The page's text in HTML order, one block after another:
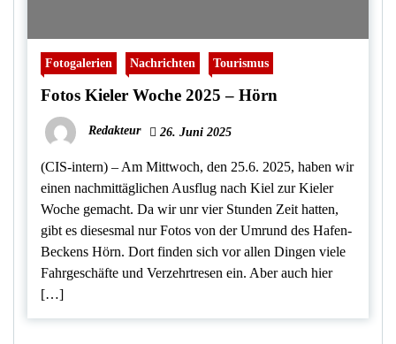
Fotogalerien Nachrichten Tourismus
Fotos Kieler Woche 2025 – Hörn
Redakteur 26. Juni 2025
(CIS-intern) – Am Mittwoch, den 25.6. 2025, haben wir
einen nachmittäglichen Ausflug nach Kiel zur Kieler
Woche gemacht. Da wir unr vier Stunden Zeit hatten,
gibt es diesesmal nur Fotos von der Umrund des Hafen-
Beckens Hörn. Dort finden sich vor allen Dingen viele
Fahrgeschäfte und Verzehrtresen ein. Aber auch hier
[…]